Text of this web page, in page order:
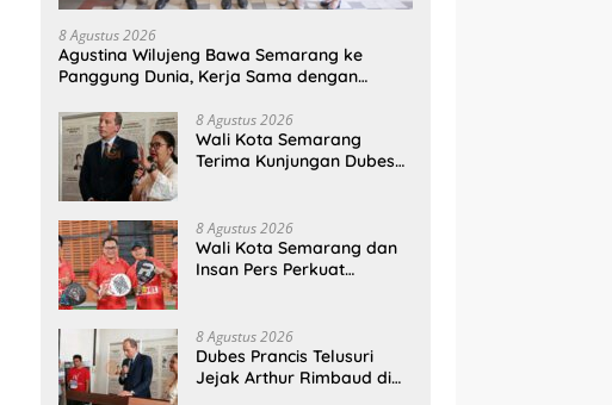
8 Agustus 2026
Agustina Wilujeng Bawa Semarang ke
Panggung Dunia, Kerja Sama dengan
8 Agustus 2026
Wali Kota Semarang
Terima Kunjungan Dubes
8 Agustus 2026
Wali Kota Semarang dan
Insan Pers Perkuat
8 Agustus 2026
Dubes Prancis Telusuri
Jejak Arthur Rimbaud di